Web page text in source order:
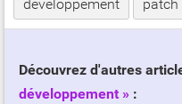
développement patch
Découvrez d'autres
développement
: